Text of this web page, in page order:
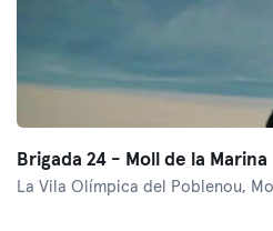
Brigada 24 - Moll de la Marina
La Vila Olímpica del Poblenou,